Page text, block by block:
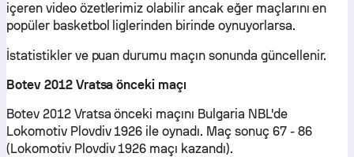
içeren video özetlerimiz olabilir ancak eğer maçlarını en
popüler basketbol liglerinden birinde oynuyorlarsa.
İstatistikler ve puan durumu maçın sonunda güncellenir.
Botev 2012 Vratsa önceki maçı
Botev 2012 Vratsa önceki maçını Bulgaria NBL'de
Lokomotiv Plovdiv 1926 ile oynadı. Maç sonuç 67 - 86
(Lokomotiv Plovdiv 1926 maçı kazandı).